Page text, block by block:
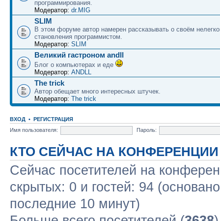
программирования.
Модератор: dr.MIG
SLIM
В этом форуме автор намерен рассказывать о своём
становления программистом.
Модератор: SLIM
Великий гастроном andll
Блог о компьютерах и еде
Модератор: ANDLL
The trick
Автор обещает много интересных штучек.
Модератор: The trick
ВХОД • РЕГИСТРАЦИЯ
Имя пользователя:
Пароль:
КТО СЕЙЧАС НА КОНФЕРЕНЦИИ
Сейчас посетителей на
скрытых: 0 и гостей: 94
последние 10 минут)